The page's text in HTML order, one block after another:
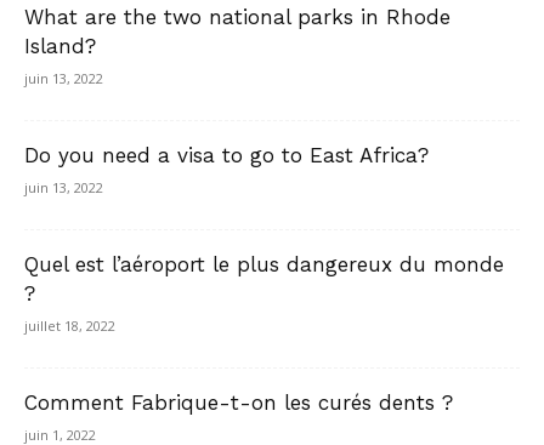
What are the two national parks in Rhode
Island?
juin 13, 2022
Do you need a visa to go to East Africa?
juin 13, 2022
Quel est l’aéroport le plus dangereux du monde
?
juillet 18, 2022
Comment Fabrique-t-on les curés dents ?
juin 1, 2022